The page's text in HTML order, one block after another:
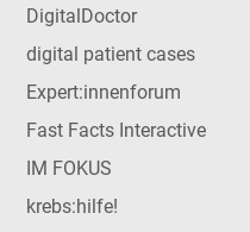
DigitalDoctor
digital patient cases
Expert:innenforum
Fast Facts Interactive
IM FOKUS
krebs:hilfe!